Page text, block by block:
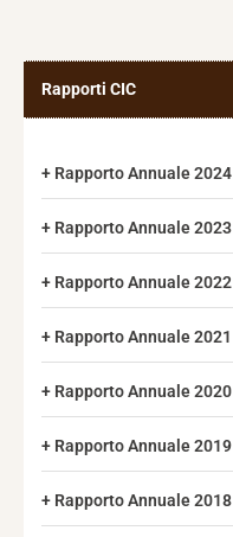
Rapporti CIC
Rapporto Annuale 2024
Rapporto Annuale 2023
Rapporto Annuale 2022
Rapporto Annuale 2021
Rapporto Annuale 2020
Rapporto Annuale 2019
Rapporto Annuale 2018